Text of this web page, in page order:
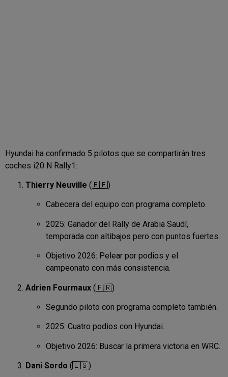
Hyundai ha confirmado 5 pilotos que se compartirán tres
coches i20 N Rally1:
Thierry Neuville (🇧🇪)
Cabecera del equipo con programa completo.
2025: Ganador del Rally de Arabia Saudí,
temporada con altibajos pero con puntos fuertes.
Objetivo 2026: Pelear por podios y el
campeonato con más consistencia.
Adrien Fourmaux (🇫🇷)
Segundo piloto con programa completo también.
2025: Cuatro podios con Hyundai.
Objetivo 2026: Buscar la primera victoria en WRC.
Dani Sordo (🇪🇸)